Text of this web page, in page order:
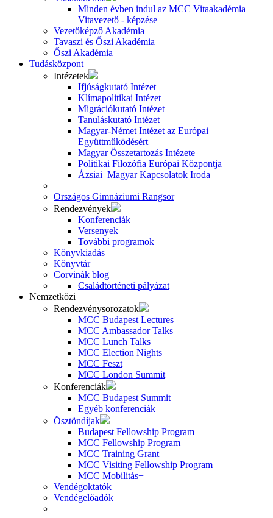
Minden évben indul az MCC Vitaakadémia
Vitavezető - képzése
Vezetőképző Akadémia
Tavaszi és Őszi Akadémia
Őszi Akadémia
Tudásközpont
Intézetek
Ifjúságkutató Intézet
Klímapolitikai Intézet
Migrációkutató Intézet
Tanuláskutató Intézet
Magyar-Német Intézet az Európai
Együttműködésért
Magyar Összetartozás Intézete
Politikai Filozófia Európai Központja
Ázsiai–Magyar Kapcsolatok Iroda
Országos Gimnáziumi Rangsor
Rendezvények
Konferenciák
Versenyek
További programok
Könyvkiadás
Könyvtár
Corvinák blog
Családtörténeti pályázat
Nemzetközi
Rendezvénysorozatok
MCC Budapest Lectures
MCC Ambassador Talks
MCC Lunch Talks
MCC Election Nights
MCC Feszt
MCC London Summit
Konferenciák
MCC Budapest Summit
Egyéb konferenciák
Ösztöndíjak
Budapest Fellowship Program
MCC Fellowship Program
MCC Training Grant
MCC Visiting Fellowship Program
MCC Mobilitás+
Vendégoktatók
Vendégelőadók